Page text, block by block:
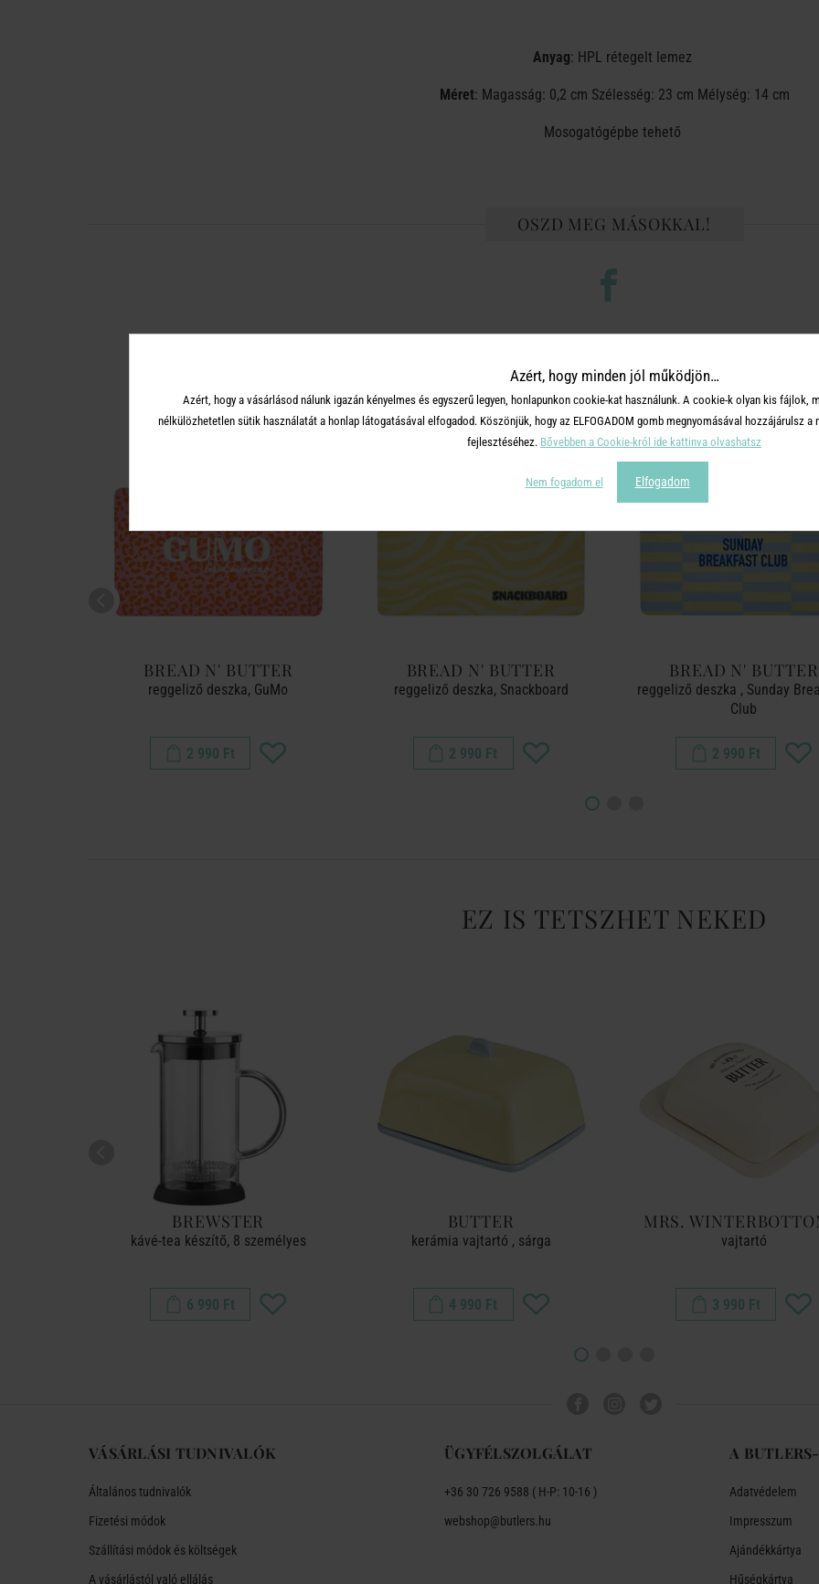
Anyag: HPL rétegelt lemez
Méret: Magasság: 0,2 cm Szélesség: 23 cm Mélység: 14 cm
Mosogatógépbe tehető
OSZD MEG MÁSOKKAL!
A TERMÉKCSALÁD TOVÁBBI
BREAD N' BUTTER
reggeliző deszka, GuMo
2 990 Ft
BREAD N' BUTTER
reggeliző deszka, Snackboard
2 990 Ft
BREAD N' BUTTER
reggeliző deszka , Sunday
Club
2 990 Ft
EZ IS TETSZHET NEKED
BREWSTER
kávé-tea készítő, 8 személyes
6 990 Ft
BUTTER
kerámia vajtartó , sárga
4 990 Ft
MRS.
vajtartó
3 990 Ft
VÁSÁRLÁSI TUDNIVALÓK
Általános tudnivalók
Fizetési módok
Szállítási módok és költségek
A vásárlástól való ellálás
ÜGYFÉLSZOLGÁLAT
+36 30 726 9588 ( H-P: 10-16 )
webshop@butlers.hu
A
Adatvédelem
Impresszum
Ajándékkártya
Hűségkártya
Azért, hogy minden jól működjön…
Azért, hogy a vásárlásod nálunk igazán kényelmes és egyszerű legyen, honlapunkon cookie-kat használunk. A cookie-k olyan kis fájlok,
nélkülözhetetlen sütik használatát a honlap látogatásával elfogadod. Köszönjük, hogy az ELFOGADOM gomb megnyomásával hozzájárulsz
fejlesztéséhez. Bővebben a Cookie-król ide kattinva olvashatsz
Nem fogadom el Elfogadom